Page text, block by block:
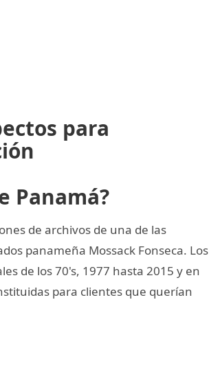
para
Panamá?
de archivos de una de las
panameña Mossack Fonseca. Los
de los 70's, 1977 hasta 2015 y en
para clientes que querían